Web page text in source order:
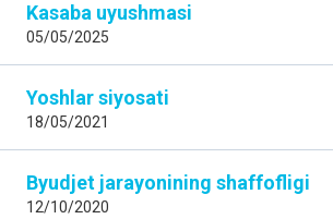
Kasaba uyushmasi
05/05/2025
Yoshlar siyosati
18/05/2021
Byudjet jarayonining shaffofligi
12/10/2020